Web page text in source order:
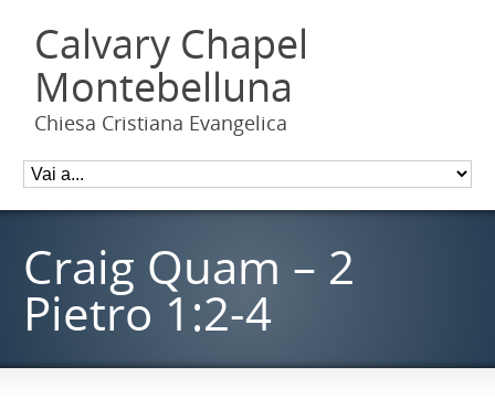
Calvary Chapel
Montebelluna
Chiesa Cristiana Evangelica
Craig Quam – 2
Pietro 1:2-4